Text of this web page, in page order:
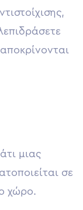
μιας
σε
χώρο.